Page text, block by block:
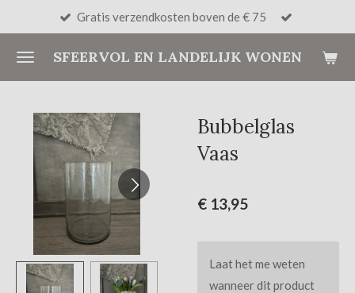
naar
de
SFEERVOL EN LANDELIJK WONEN
Gratis verzendkosten boven de € 75
Bubbelglas
Vaas
€ 13,95
Laat het me weten
wanneer dit product